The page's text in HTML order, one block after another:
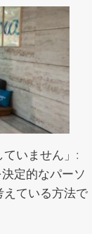
ていません」:
定的なパーソ
ている方法で